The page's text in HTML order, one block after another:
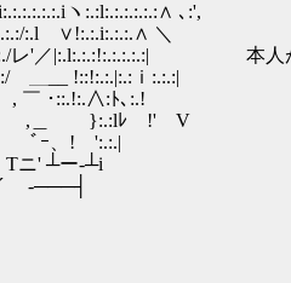
ヽ:.:l:.:.:.:.:.:∧ ､:',
:.l ∨!:.:.i:.:.:.∧ ＼
|:.:./レ'／|:.l:.:.:!:.:.:.:.:| 本人が
＿__ !::!:.:.|:.:ｉ:.:.:|
･::.!:.∧:ﾄ､:.!
＿ }:.:lﾚ !' V
ｰ、! ':.:.|
┴ー‐┴i